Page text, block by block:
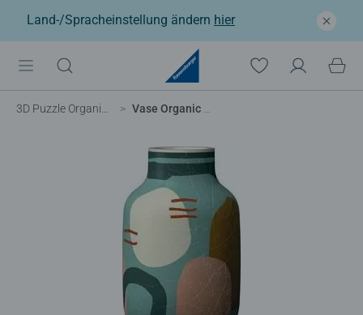
Land-/Spracheinstellung ändern hier
3D Puzzle Organizer & Co Vase Organic Sage